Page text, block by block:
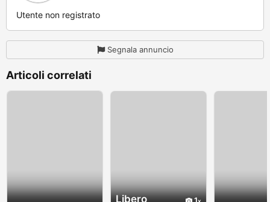
Utente non registrato
Segnala annuncio
Articoli correlati
Libero